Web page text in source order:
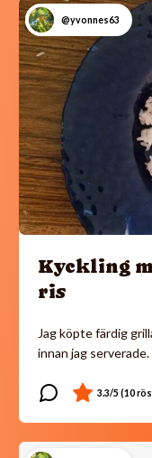
@yvonnes63
Kyckling
ris
Jag köpte färdig
innan jag serverade.